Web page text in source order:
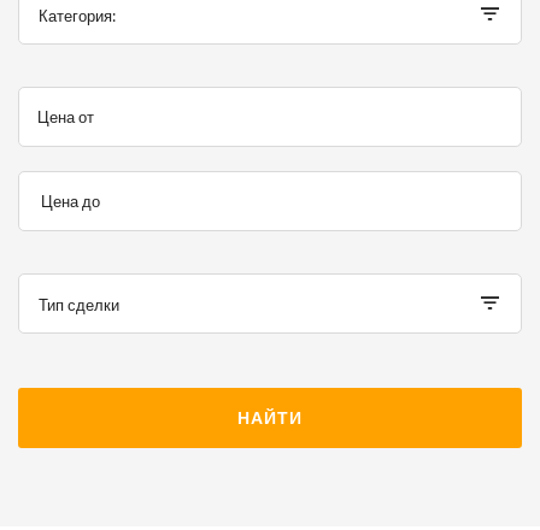
Категория:
Цена от
Цена до
Тип сделки
НАЙТИ